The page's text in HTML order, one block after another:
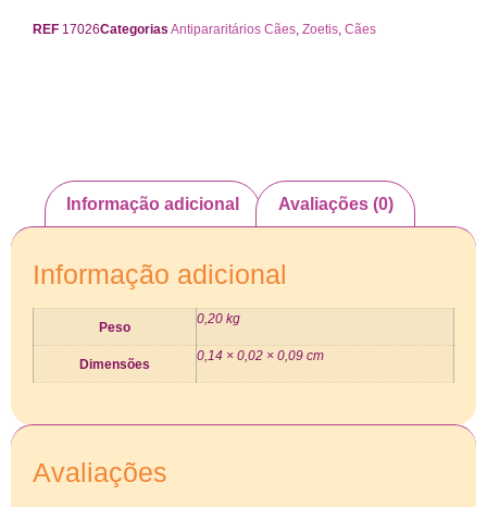
REF 17026Categorias Antipararitários Cães Zoetis Cães
Informação adicional Avaliações (0)
Informação adicional
Peso
0,20 kg
Dimensões
0,14 × 0,02 × 0,09 cm
Avaliações